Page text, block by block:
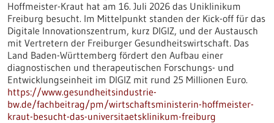
Hoffmeister-Kraut hat am 16. Juli 2026 das Uniklinikum
Freiburg besucht. Im Mittelpunkt standen der Kick-off für das
Digitale Innovationszentrum, kurz DIGIZ, und der Austausch
mit Vertretern der Freiburger Gesundheitswirtschaft. Das
Land Baden-Württemberg fördert den Aufbau einer
diagnostischen und therapeutischen Forschungs- und
Entwicklungseinheit im DIGIZ mit rund 25 Millionen Euro.
https://www.gesundheitsindustrie-
bw.de/fachbeitrag/pm/wirtschaftsministerin-hoffmeister-
kraut-besucht-das-universitaetsklinikum-freiburg